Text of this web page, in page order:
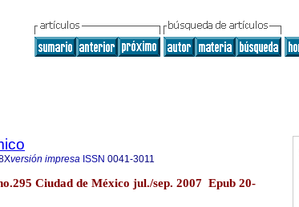
versión impresa ISSN 0041-3011
Ciudad de México jul./sep. 2007 Epub 20-